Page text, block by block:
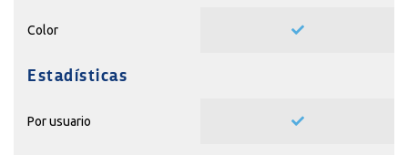
Color
Estadísticas
Por usuario